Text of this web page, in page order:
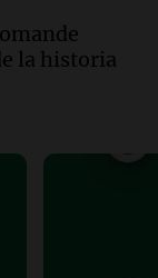
la historia